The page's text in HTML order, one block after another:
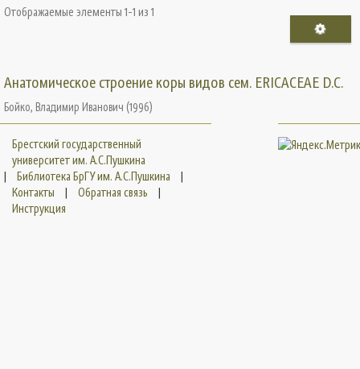
Отображаемые элементы 1-1 из 1
Анатомическое строение коры видов сем. ERICACEAE D.C.
Бойко, Владимир Иванович (1996)
Брестский государственный
университет им. А.С.Пушкина
|
Библиотека БрГУ им. А.С.Пушкина
|
Контакты
| Обратная связь
|
Инструкция